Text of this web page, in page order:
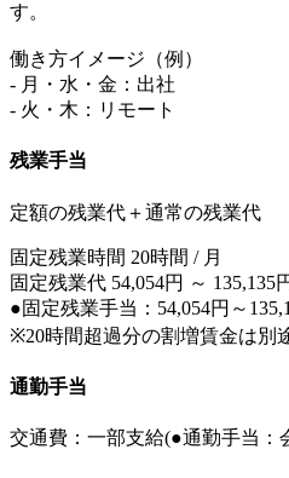
す。
働き方イメージ（例）
- 月・水・金：出社
- 火・木：リモート
残業手当
定額の残業代＋通常の残業代
固定残業時間 20時間 / 月
固定残業代 54,054円 ～ 135,135
●固定残業手当：54,054円～
※20時間超過分の割増賃金は別
通勤手当
交通費：一部支給(●通勤手当：